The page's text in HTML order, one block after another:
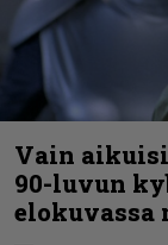
Vain
90-luvun
elokuvassa